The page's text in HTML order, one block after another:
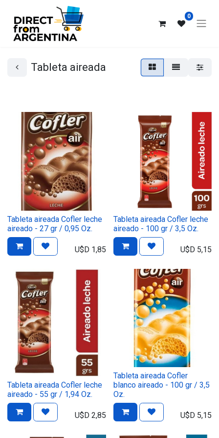
0
Tableta aireada
Tableta aireada Cofler leche
aireado - 27 gr / 0,95 Oz.
U$D 1,85
Tableta aireada Cofler leche
aireado - 100 gr / 3,5 Oz.
U$D 5,15
Tableta aireada Cofler leche
aireado - 55 gr / 1,94 Oz.
U$D 2,85
Tableta aireada Cofler
blanco aireado - 100 gr / 3,5
Oz.
U$D 5,15